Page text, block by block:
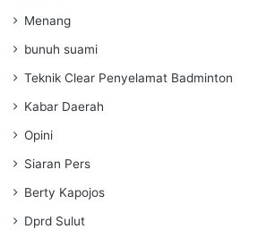
Menang
bunuh suami
Teknik Clear Penyelamat Badminton
Kabar Daerah
Opini
Siaran Pers
Berty Kapojos
Dprd Sulut